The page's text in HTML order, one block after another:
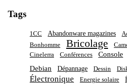
Tags
1CC Abandonware magazines
Bonhomme
Bricolage
Cinelerra
Conférences Console
Debian Dépannage Dessin
Électronique Energie solaire